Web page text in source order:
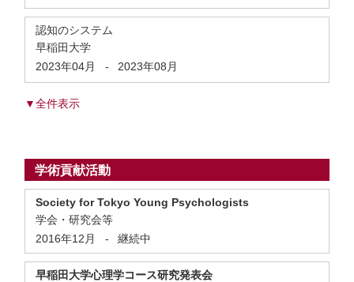
認知のシステム
早稲田大学
2023年04月
- 2023年08月
▼全件表示
学術貢献活動
Society for Tokyo Young Psychologists
学会・研究会等
2016年12月
- 継続中
早稲田大学心理学コース研究発表会